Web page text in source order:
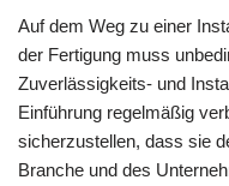
Auf dem Weg zu einer
der Fertigung muss
Zuverlässigkeits- und
Einführung regelmäßig
sicherzustellen, dass sie
Branche und des